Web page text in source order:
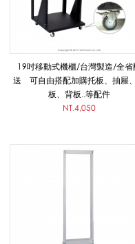
櫃
/19吋移動式機櫃/台灣製造/全省
送 可自由搭配加購托板、抽屜
板、背板..等配件
NT.4,050